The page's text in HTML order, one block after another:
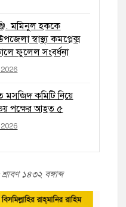
মমিনুল হককে
স্বাস্থ্য কমপ্লেক্স
ফুলেল সংবর্ধনা
মসজিদ কমিটি নিয়ে
পক্ষের আহত ৫
১৪৩২ বঙ্গাব্দ